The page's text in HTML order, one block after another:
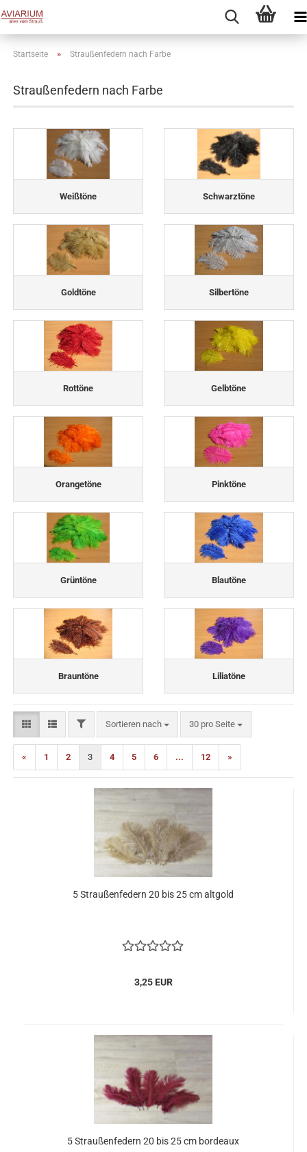
Startseite » Straußenfedern nach Farbe
Straußenfedern nach Farbe
Weißtöne Schwarztöne
Goldtöne Silbertöne
Rottöne Gelbtöne
Orangetöne Pinktöne
Grüntöne Blautöne
Brauntöne Liliatöne
FILTERSortieren nach
Sortieren nach 30 pro Seite
pro Seite
« 1 2 3 4 5 6 ... 12 »
5 Straußenfedern 20 bis 25 cm altgold
3,25 EUR
5 Straußenfedern 20 bis 25 cm bordeaux